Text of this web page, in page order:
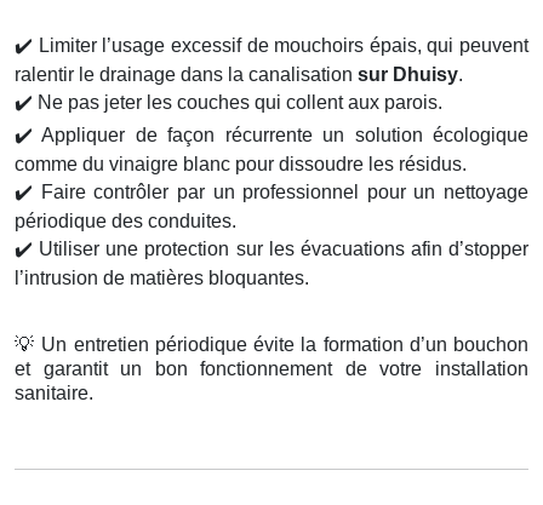
✔️ Limiter l’usage excessif de mouchoirs épais, qui peuvent
ralentir le drainage dans la canalisation sur Dhuisy.
✔️ Ne pas jeter les couches qui collent aux parois.
✔️ Appliquer de façon récurrente un solution écologique
comme du vinaigre blanc pour dissoudre les résidus.
✔️ Faire contrôler par un professionnel pour un nettoyage
périodique des conduites.
✔️ Utiliser une protection sur les évacuations afin d’stopper
l’intrusion de matières bloquantes.
💡 Un entretien périodique évite la formation d’un bouchon
et garantit un bon fonctionnement de votre installation
sanitaire.